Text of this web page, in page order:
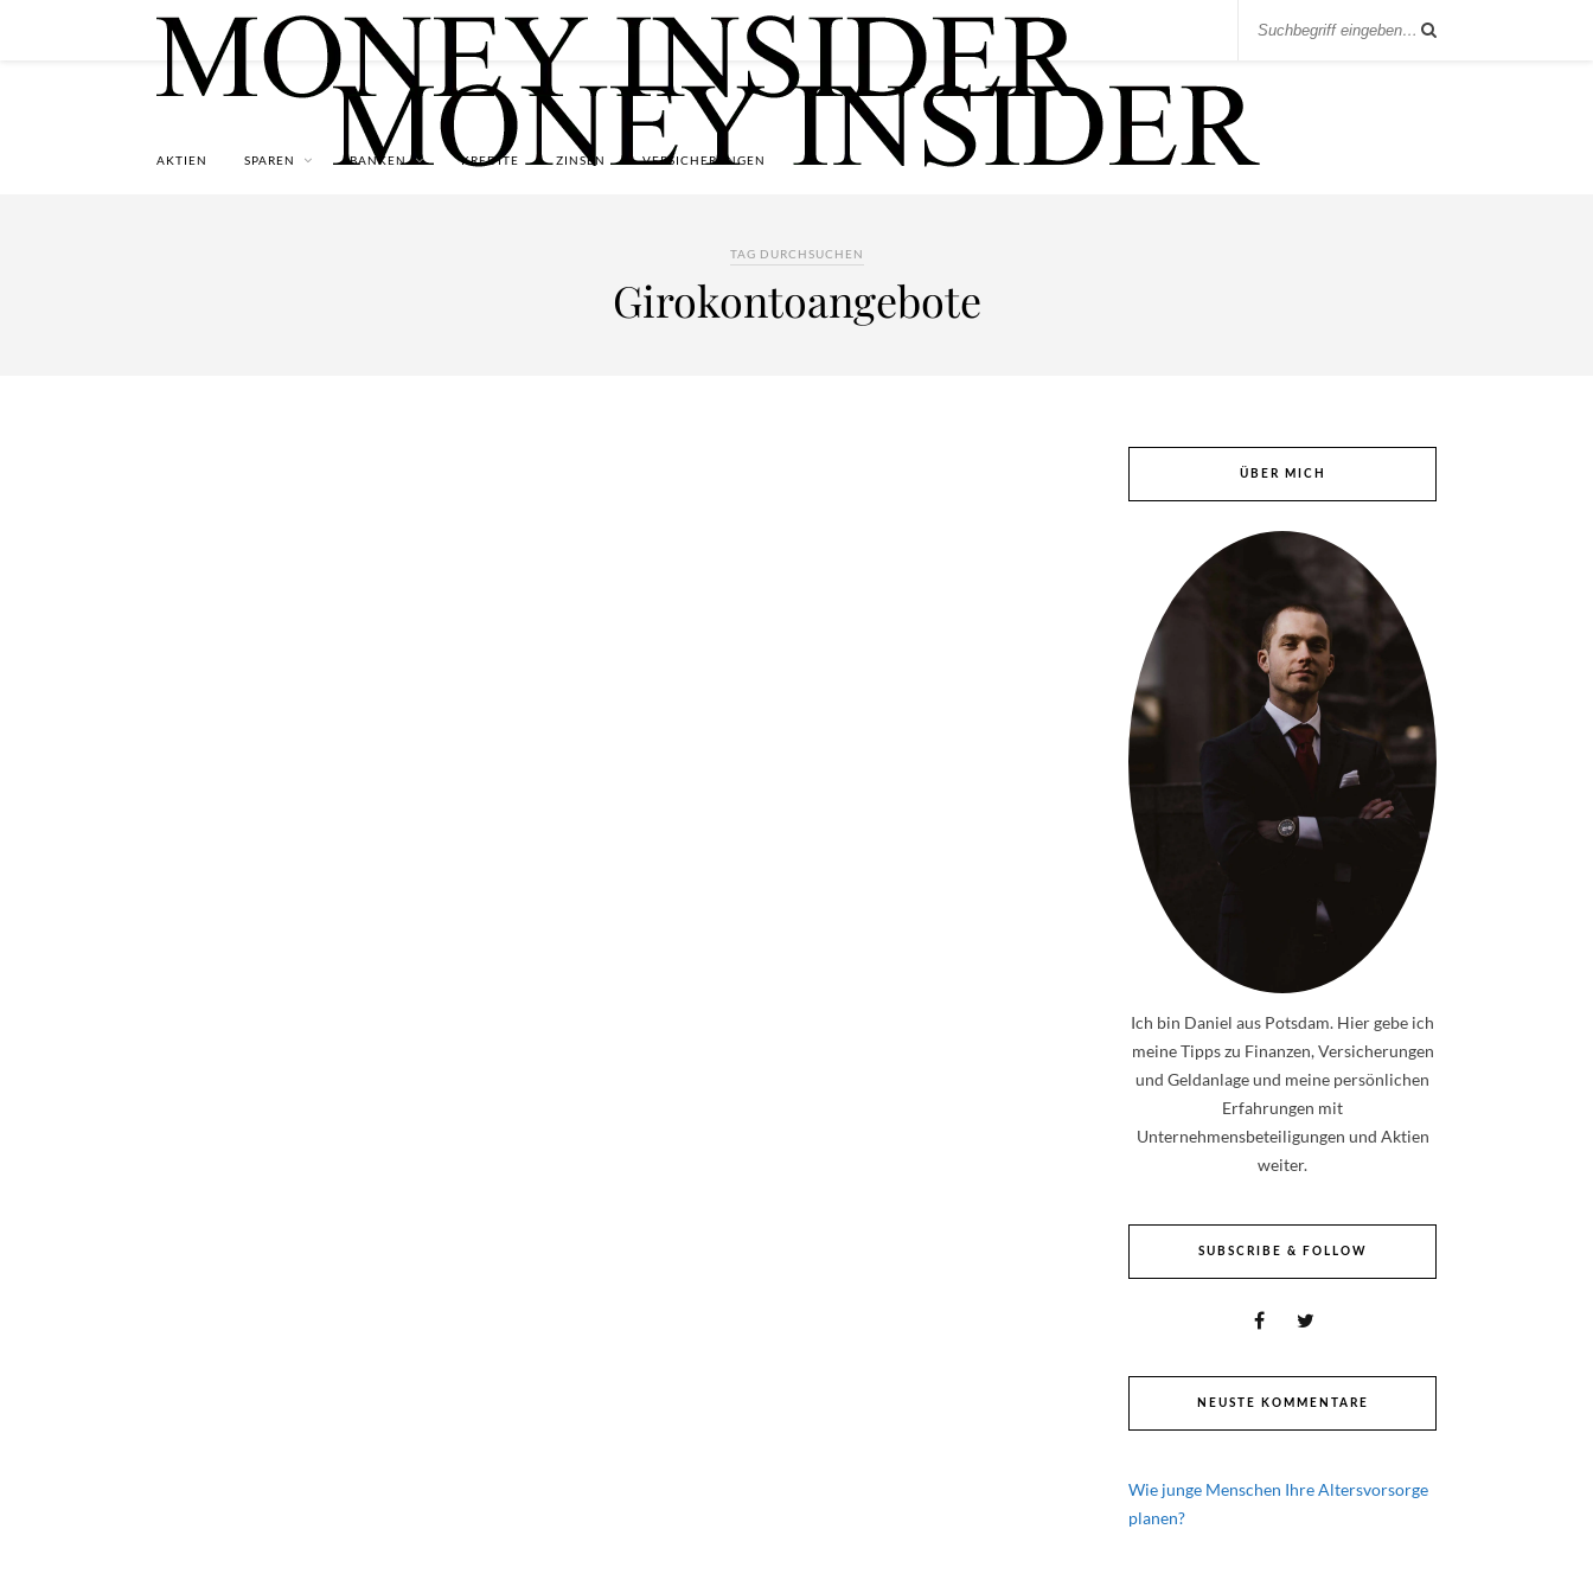
AKTIEN SPAREN BANKEN KREDITE ZINSEN VERSICHERUNGEN
TAG DURCHSUCHEN
Girokontoangebote
ÜBER MICH
Ich bin Daniel aus Potsdam. Hier gebe ich
meine Tipps zu Finanzen, Versicherungen
und Geldanlage und meine persönlichen
Erfahrungen mit
Unternehmensbeteiligungen und Aktien
weiter.
SUBSCRIBE & FOLLOW
NEUSTE KOMMENTARE
Wie junge Menschen Ihre Altersvorsorge
planen?